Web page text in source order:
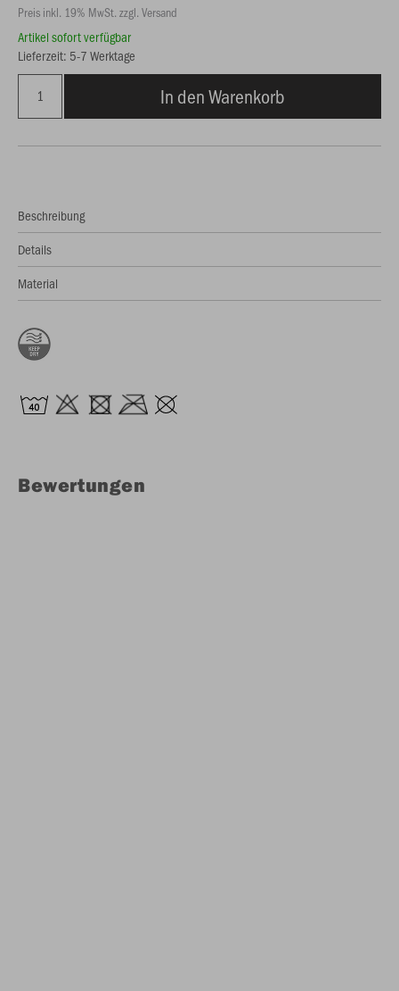
Preis inkl. 19% MwSt. zzgl. Versand
Artikel sofort verfügbar
Lieferzeit: 5-7 Werktage
In den Warenkorb
Beschreibung
Details
Material
Bewertungen